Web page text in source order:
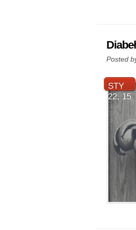
Posted
STY
22, 15